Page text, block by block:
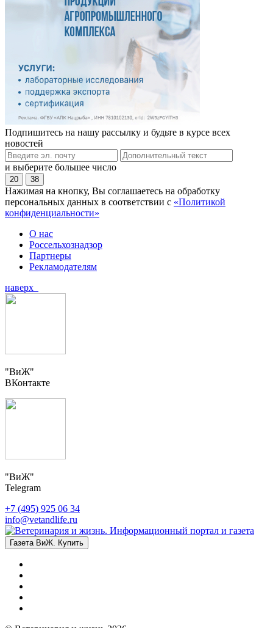
Подпишитесь на нашу рассылку и будьте в курсе всех
новостей
и выберите большее число
20 38
Нажимая на кнопку, Вы соглашаетесь на обработку
персональных данных в соответствии с «Политикой
конфиденциальности»
О нас
Россельхознадзор
Партнеры
Рекламодателям
наверх
"ВиЖ"
ВКонтакте
"ВиЖ"
Telegram
+7 (495) 925 06 34
info@vetandlife.ru
Газета ВиЖ. Купить